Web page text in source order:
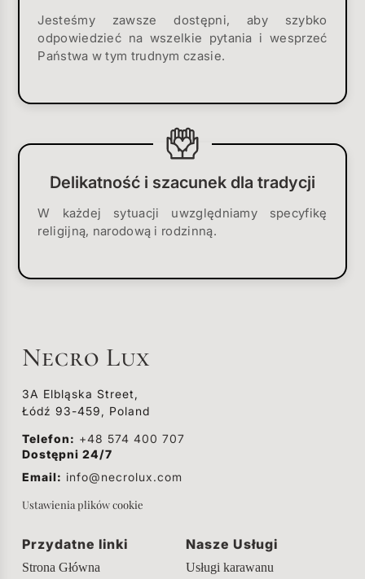
Jesteśmy zawsze dostępni, aby szybko
odpowiedzieć na wszelkie pytania i wesprzeć
Państwa w tym trudnym czasie.
Delikatność i szacunek dla tradycji
W każdej sytuacji uwzględniamy specyfikę
religijną, narodową i rodzinną.
Necro Lux
3A Elbląska Street,
Łódź 93-459, Poland
Telefon: +48 574 400 707
Dostępni 24/7
Email: info@necrolux.com
Ustawienia plików cookie
Przydatne linki
Strona Główna
Nasze Usługi
Usługi karawanu